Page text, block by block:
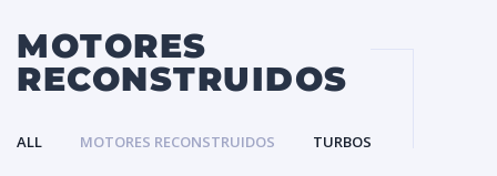
MOTORES
RECONSTRUIDOS
ALL MOTORES RECONSTRUIDOS TURBOS